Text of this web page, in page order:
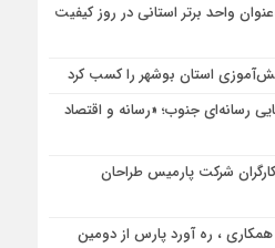
واحد برتر استانی در روز کیفیت
استان بوشهر را کسب کرد
رسانه‌ای جنوب؛ «رسانه و اقتصاد
شرکت پارمیس طراحان
، ره آورد پارس از دومین